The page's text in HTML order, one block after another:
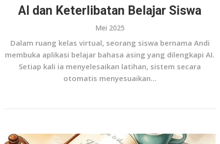
AI dan Keterlibatan Belajar Siswa
Mei 2025
Dalam ruang kelas virtual, seorang siswa bernama Andi
membuka aplikasi belajar bahasa asing yang dilengkapi AI.
Setiap kali ia menyelesaikan latihan, sistem secara
otomatis menyesuaikan...